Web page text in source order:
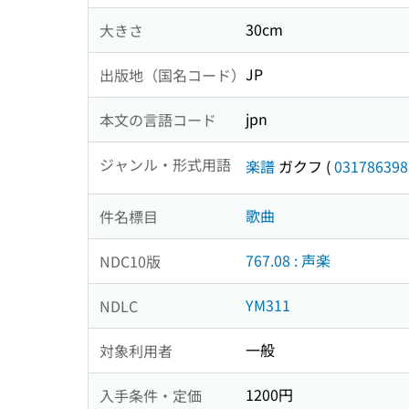
大きさ 30cm
出版地（国名コード） JP
本文の言語コード jpn
ジャンル・形式用語 楽譜 ガクフ (031786398
件名標目 歌曲
NDC10版 767.08 : 声楽
NDLC YM311
対象利用者 一般
入手条件・定価 1200円